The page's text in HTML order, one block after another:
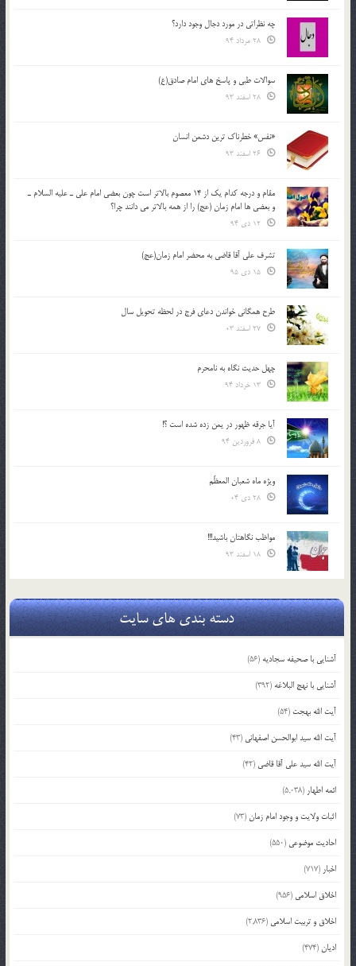
چه نظراتی در مورد دجال وجود دارد؟
سوالات طبی و پاسخ های امام صادق(ع)
«نفس» خطرناک ترین دشمن انسان
مقام و درجه كدام يك از 14 معصوم بالاتر است چون بعضي امام علي ـ عليه السلام ـ
و بعضي ها امام زمان (عج) را از همه بالاتر مي دانند چرا؟
تشرف علي آقا قاضي به محضر امام زمان(عج)
طرح همگانی خواندن دعای فرج در لحظه تحویل سال
چهل حدیث نگاه به نامحرم
آیا جرقه ظهور در یمن زده شده است ؟!
ویژه ماه شعبان المعظّم
مواظب نگاهتان باشید!!!
دسته بندی های سایت
آشنایی با صحیفه سجادیه (56)
آشنایی با نهج البلاغه (392)
آیت الله بهجت (54)
آیت الله سید ابوالحسن اصفهانی (43)
آیت الله سید علی آقا قاضی (42)
ائمه اطهار (5,038)
اثبات ولایت و وجود امام زمان(73)
احادیث موضوعی (550)
اخبار (717)
اخلاق اسلامی (956)
اخلاق و تربیت اسلامی (2,836)
ادیان(474)